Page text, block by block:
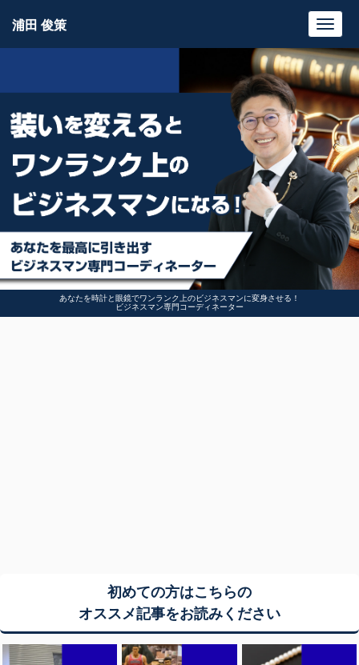
あなたを時計と眼鏡でワンランク上のビジネスマンに変身させる！
ビジネスマン専門コーディネーター
浦田 俊策
初めての方はこちらの
オススメ記事をお読みください